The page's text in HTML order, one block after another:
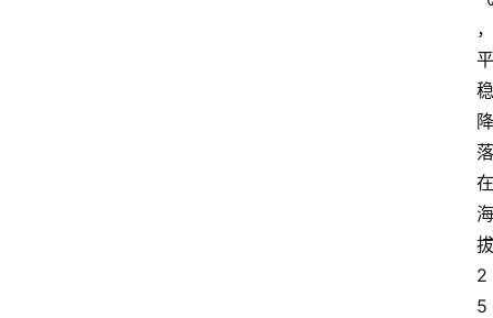
，
平
稳
降
落
在
海
拔
2
5